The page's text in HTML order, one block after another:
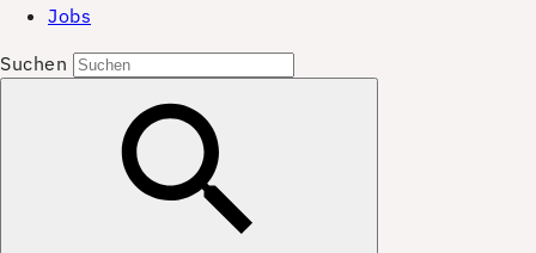
Jobs
Suchen